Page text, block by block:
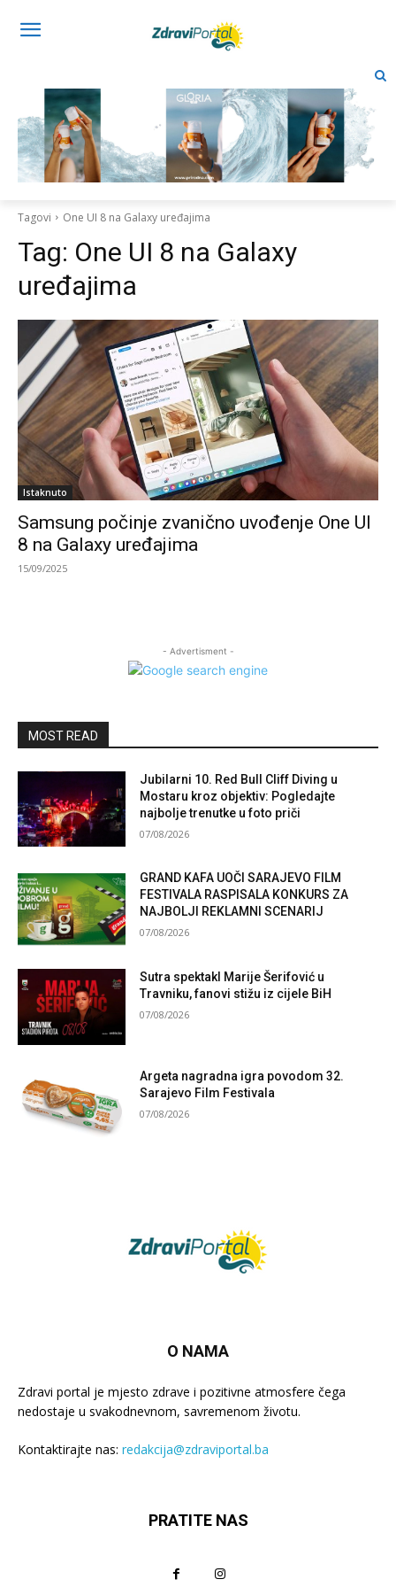
Tagovi One UI 8 na Galaxy uređajima
Tag: One UI 8 na Galaxy
uređajima
Istaknuto
Samsung počinje zvanično uvođenje One UI
8 na Galaxy uređajima
15/09/2025
- Advertisment -
MOST READ
Jubilarni 10. Red Bull Cliff Diving u
Mostaru kroz objektiv: Pogledajte
najbolje trenutke u foto priči
07/08/2026
GRAND KAFA UOČI SARAJEVO FILM
FESTIVALA RASPISALA KONKURS ZA
NAJBOLJI REKLAMNI SCENARIJ
07/08/2026
Sutra spektakl Marije Šerifović u
Travniku, fanovi stižu iz cijele BiH
07/08/2026
Argeta nagradna igra povodom 32.
Sarajevo Film Festivala
07/08/2026
O NAMA
Zdravi portal je mjesto zdrave i pozitivne atmosfere čega
nedostaje u svakodnevnom, savremenom životu.
Kontaktirajte nas: redakcija@zdraviportal.ba
PRATITE NAS